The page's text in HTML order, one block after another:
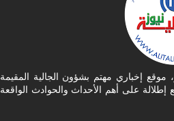
موقع إخباري مهتم بشؤون الجالية المقيمة
إطلالة على أهم الأحداث والحوادث الواقعة